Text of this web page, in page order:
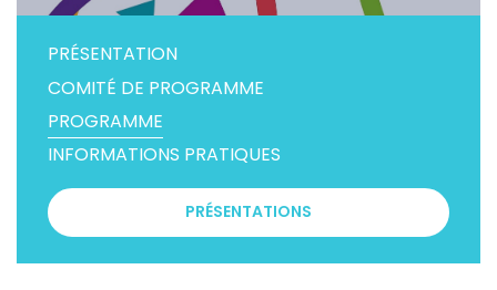
PRÉSENTATION
COMITÉ DE PROGRAMME
PROGRAMME
INFORMATIONS PRATIQUES
PRÉSENTATIONS